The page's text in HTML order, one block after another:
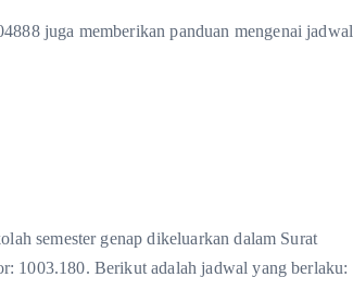
juga memberikan panduan mengenai jadwal
semester genap dikeluarkan dalam Surat
1003.180. Berikut adalah jadwal yang berlaku: